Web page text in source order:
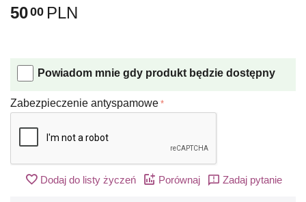
5000 PLN
Powiadom mnie gdy produkt będzie dostępny
Zabezpieczenie antyspamowe
Dodaj do listy życzeń Porównaj Zadaj pytanie